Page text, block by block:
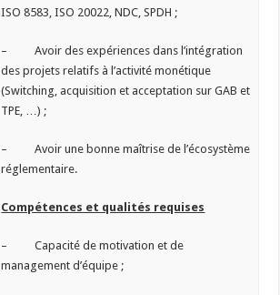
ISO 8583, ISO 20022, NDC, SPDH ;
– Avoir des expériences dans l’intégration
des projets relatifs à l’activité monétique
(Switching, acquisition et acceptation sur GAB et
TPE, …) ;
– Avoir une bonne maîtrise de l’écosystème
réglementaire.
Compétences et qualités requises
– Capacité de motivation et de
management d’équipe ;